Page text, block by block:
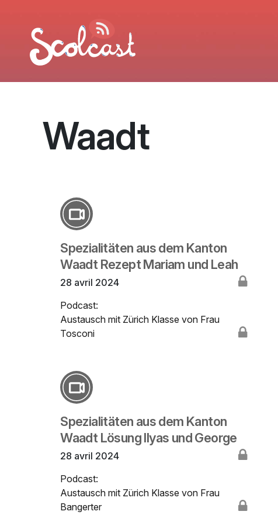
Waadt
Spezialitäten aus dem Kanton
Waadt Rezept Mariam und Leah
28 avril 2024
Podcast:
Austausch mit Zürich Klasse von Frau
Tosconi
Spezialitäten aus dem Kanton
Waadt Lösung Ilyas und George
28 avril 2024
Podcast:
Austausch mit Zürich Klasse von Frau
Bangerter